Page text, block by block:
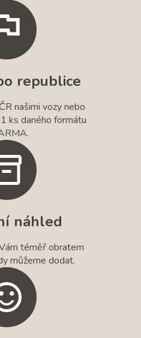
republice
našimi vozy nebo
ks daného formátu
náhled
téměř obratem
můžeme dodat.